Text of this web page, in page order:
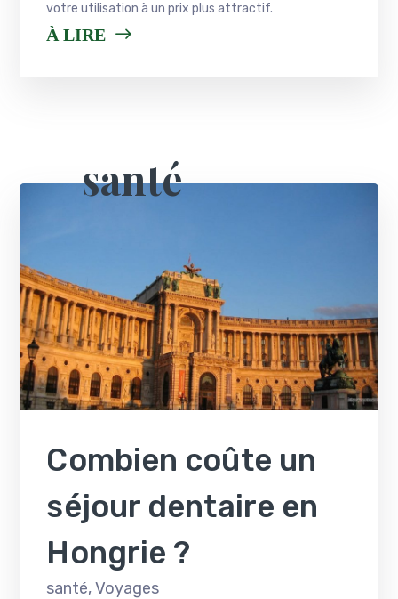
votre utilisation à un prix plus attractif.
À LIRE
santé
Combien coûte un
séjour dentaire en
Hongrie ?
santé,Voyages